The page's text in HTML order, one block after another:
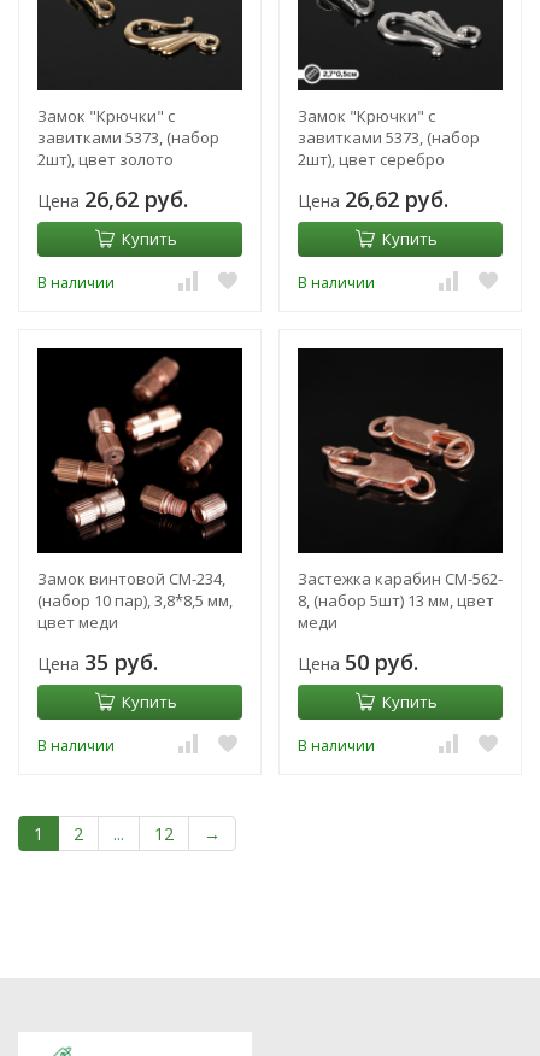
Замок "Крючки" с
завитками 5373, (набор
2шт), цвет золото
Цена 26,62 руб.
Купить
В наличии
Замок "Крючки" с
завитками 5373, (набор
2шт), цвет серебро
Цена 26,62 руб.
Купить
В наличии
Замок винтовой СМ-234,
(набор 10 пар), 3,8*8,5 мм,
цвет меди
Цена 35 руб.
Купить
В наличии
Застежка карабин СМ-562-
8, (набор 5шт) 13 мм, цвет
меди
Цена 50 руб.
Купить
В наличии
1 2 ... 12 →